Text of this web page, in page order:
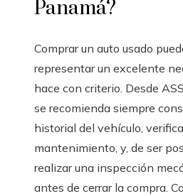
Panamá?
Comprar un auto usado
representar un excelente
hace con criterio. Desde
se recomienda siempre
historial del vehículo,
mantenimiento, y, de ser
realizar una inspección
antes de cerrar la compra.